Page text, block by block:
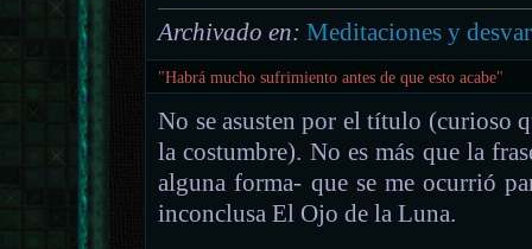
Archivado en: Meditaciones y
"Habrá mucho sufrimiento antes de que esto acabe"
No se asusten por el título (curioso
la costumbre). No es más que la
alguna forma- que se me ocurrió
inconclusa El Ojo de la Luna.